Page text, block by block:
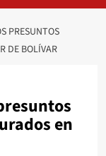
PRESUNTOS
DE BOLÍVAR
en